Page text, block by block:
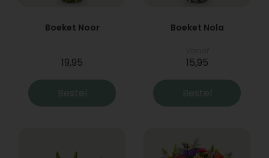
Boeket Noor
19,95
Bestel
Boeket Nola
15,95
Bestel